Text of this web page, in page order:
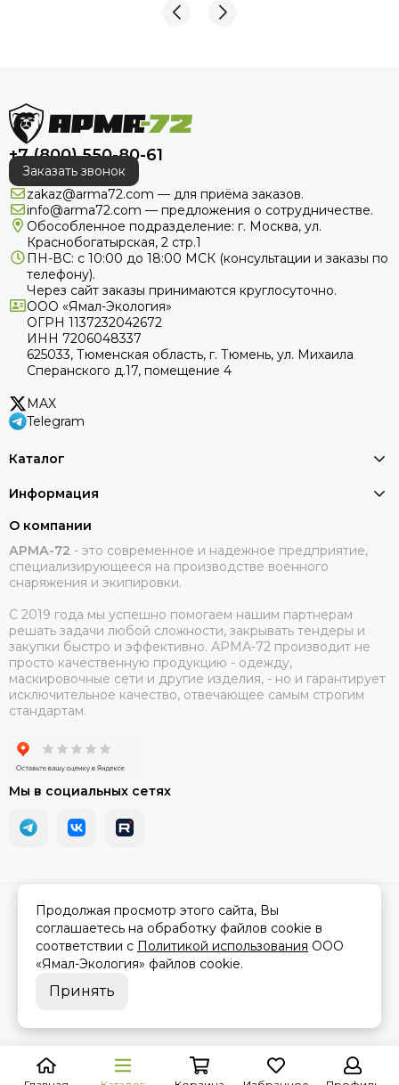
+7 (800) 550-80-61
Заказать звонок
zakaz@arma72.com — для приёма заказов.
info@arma72.com — предложения о сотрудничестве.
Обособленное подразделение: г. Москва, ул.
Краснобогатырская, 2 стр.1
ПН-ВС: с 10:00 до 18:00 МСК (консультации и заказы по
телефону).
Через сайт заказы принимаются круглосуточно.
ООО «Ямал-Экология»
ОГРН 1137232042672
ИНН 7206048337
625033, Тюменская область, г. Тюмень, ул. Михаила
Сперанского д.17, помещение 4
MAX
Telegram
Каталог
Информация
О компании
АРМА-72 - это современное и надежное предприятие,
специализирующееся на производстве военного
снаряжения и экипировки.
С 2019 года мы успешно помогаем нашим партнерам
решать задачи любой сложности, закрывать тендеры и
закупки быстро и эффективно. АРМА-72 производит не
просто качественную продукцию - одежду,
маскировочные сети и другие изделия, - но и гарантирует
исключительное качество, отвечающее самым строгим
стандартам.
Мы в социальных сетях
2026 © АРМА-72 - военное снаряжение и экипировка оптом и в
розницу.Карта сайта
Продолжая просмотр этого сайта, Вы
соглашаетесь на обработку файлов cookie в
соответствии с Политикой использования ООО
«Ямал-Экология» файлов cookie.
Принять